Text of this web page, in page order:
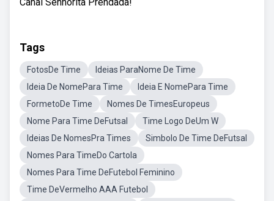
Tags
FotosDe Time
Ideias ParaNome De Time
Ideia De NomePara Time
Ideia E NomePara Time
FormetoDe Time
Nomes De TimesEuropeus
Nome Para Time DeFutsal
Time Logo DeUm W
Ideias De NomesPra Times
Simbolo De Time DeFutsal
Nomes Para TimeDo Cartola
Nomes Para Time DeFutebol Feminino
Time DeVermelho AAA Futebol